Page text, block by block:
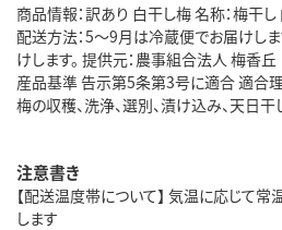
商品情報：訳あり 白干し梅 名称：梅干
配送方法：5～9月は冷蔵便でお届けし
けします。 提供元：農事組合法人 梅香
産品基準 告示第5条第3号に適合 適合理
梅の収穫、洗浄、選別、漬け込み、天日干
注意書き
【配送温度帯について】 気温に応じて
します